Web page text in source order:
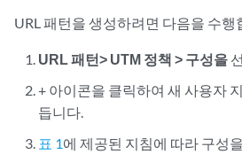
URL 패턴을 생성하려면 다음을 수행
URL 패턴> UTM 정책 > 구성을
+ 아이콘을 클릭하여 새 사용자
듭니다.
표 1에 제공된 지침에 따라 구성